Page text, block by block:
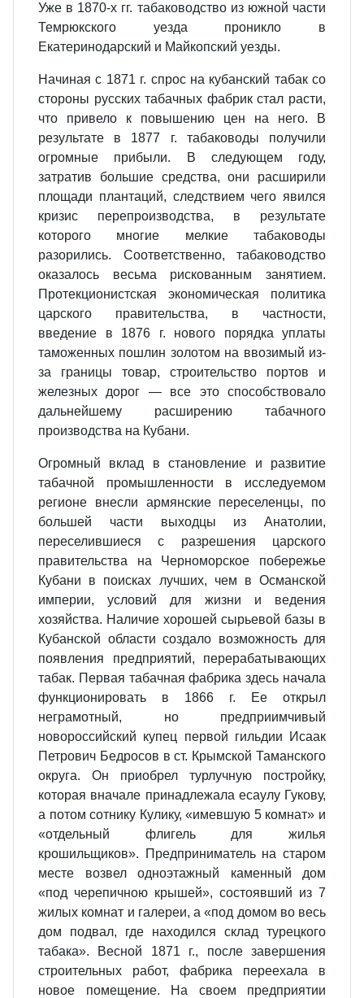
Уже в 1870-х гг. табаководство из южной части
Темрюкского уезда проникло в
Екатеринодарский и Майкопский уезды.
Начиная с 1871 г. спрос на кубанский табак со
стороны русских табачных фабрик стал расти,
что привело к повышению цен на него. В
результате в 1877 г. табаководы получили
огромные прибыли. В следующем году,
затратив большие средства, они расширили
площади плантаций, следствием чего явился
кризис перепроизводства, в результате
которого многие мелкие табаководы
разорились. Соответственно, табаководство
оказалось весьма рискованным занятием.
Протекционистская экономическая политика
царского правительства, в частности,
введение в 1876 г. нового порядка уплаты
таможенных пошлин золотом на ввозимый из-
за границы товар, строительство портов и
железных дорог — все это способствовало
дальнейшему расширению табачного
производства на Кубани.
Огромный вклад в становление и развитие
табачной промышленности в исследуемом
регионе внесли армянские переселенцы, по
большей части выходцы из Анатолии,
переселившиеся с разрешения царского
правительства на Черноморское побережье
Кубани в поисках лучших, чем в Османской
империи, условий для жизни и ведения
хозяйства. Наличие хорошей сырьевой базы в
Кубанской области создало возможность для
появления предприятий, перерабатывающих
табак. Первая табачная фабрика здесь начала
функционировать в 1866 г. Ее открыл
неграмотный, но предприимчивый
новороссийский купец первой гильдии Исаак
Петрович Бедросов в ст. Крымской Таманского
округа. Он приобрел турлучную постройку,
которая вначале принадлежала есаулу Гукову,
а потом сотнику Кулику, «имевшую 5 комнат» и
«отдельный флигель для жилья
крошильщиков». Предприниматель на старом
месте возвел одноэтажный каменный дом
«под черепичною крышей», состоявший из 7
жилых комнат и галереи, а «под домом во весь
дом подвал, где находился склад турецкого
табака». Весной 1871 г., после завершения
строительных работ, фабрика переехала в
новое помещение. На своем предприятии